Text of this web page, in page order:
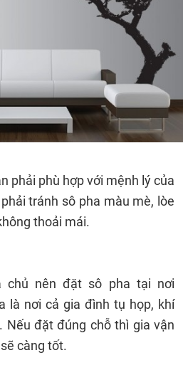
phải phù hợp với mệnh lý của
tránh sô pha màu mè, lòe
thoải mái.
chủ nên đặt sô pha tại nơi
là nơi cả gia đình tụ họp, khí
Nếu đặt đúng chỗ thì gia vận
càng tốt.